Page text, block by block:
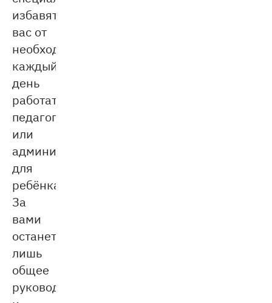
избавят
вас от
необходимости
каждый
день
работать
педагогом
или
администратором
для
ребёнка.
За
вами
останется
лишь
общее
руководство